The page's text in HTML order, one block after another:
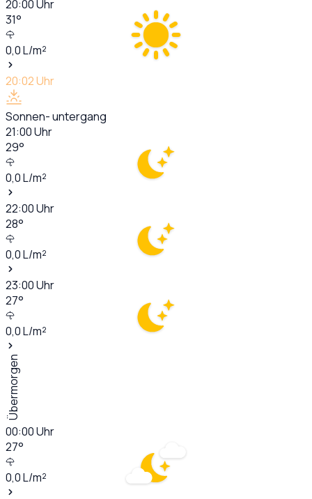
20:00Uhr
31°
0,0L/m²
20:02Uhr
Sonnen- untergang
21:00Uhr
29°
0,0L/m²
22:00Uhr
28°
0,0L/m²
23:00Uhr
27°
0,0L/m²
Übermorgen
00:00Uhr
27°
0,0L/m²